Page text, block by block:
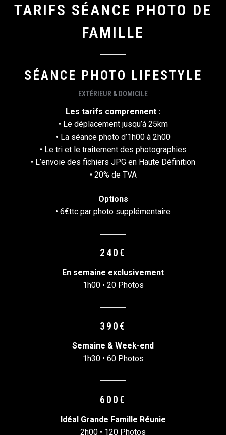
TARIFS SÉANCE PHOTO DE
FAMILLE
SÉANCE PHOTO LIFESTYLE
EXTÉRIEUR & DOMICILE
Les tarifs comprennent :
• Le déplacement jusqu’à 25km
• La séance photo d’1h00 à 2h00
• Le tri et le traitement des photographies
• L’envoie des fichiers JPG en Haute Définition
• 20% de TVA
Options
• 6€ttc par photo supplémentaire
240€
En semaine exclusivement
1h00 • 20 Photos
390€
Semaine & Week-end
1h30 • 60 Photos
600€
Idéal Grande Famille Réunie
2h00 • 120 Photos